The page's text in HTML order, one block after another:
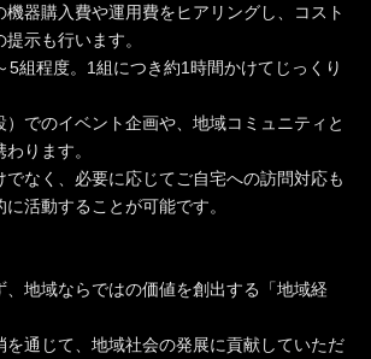
機器購入費や運用費をヒアリングし、コスト
示も行います。
5組程度。1組につき約1時間かけてじっくり
）でのイベント企画や、地域コミュニティと
ります。
でなく、必要に応じてご自宅への訪問対応も
活動することが可能です。
、地域ならではの価値を創出する「地域経
を通じて、地域社会の発展に貢献していただ